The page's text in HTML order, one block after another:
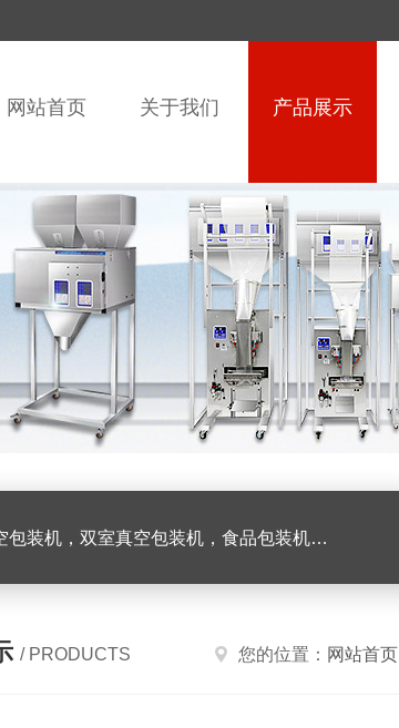
网站首页 关于我们 产品展示
双室真空包装机，食品包装机，半自动灌装机
/ PRODUCTS 您的位置： 网站首页